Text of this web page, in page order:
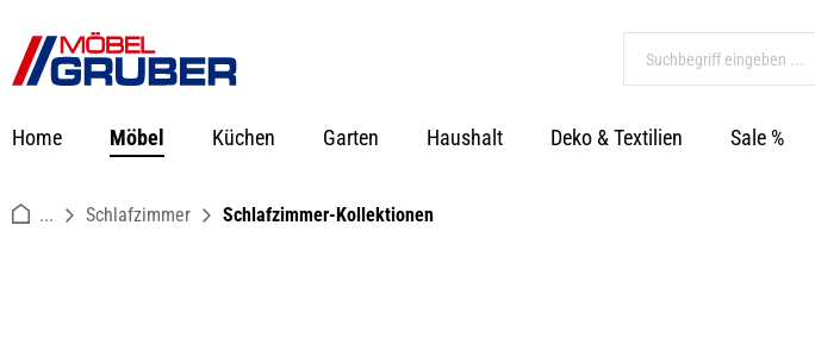
Zur Hauptnavigation springen
Home Möbel Küchen Garten Haushalt Deko & Textilien Sale %
... Schlafzimmer Schlafzimmer-Kollektionen